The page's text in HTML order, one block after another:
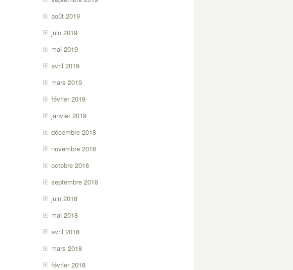
août 2019
juin 2019
mai 2019
avril 2019
mars 2019
février 2019
janvier 2019
décembre 2018
novembre 2018
octobre 2018
septembre 2018
juin 2018
mai 2018
avril 2018
mars 2018
février 2018